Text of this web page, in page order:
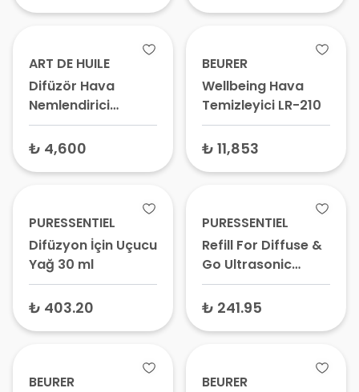
ART DE HUILE
Difüzör Hava
Nemlendirici
Mürdüm
₺ 4,600
BEURER
Wellbeing Hava
Temizleyici LR-210
₺ 11,853
PURESSENTIEL
Difüzyon İçin Uçucu
Yağ 30 ml
₺ 403.20
PURESSENTIEL
Refill For Diffuse &
Go Ultrasonic
Wireless Diffuser
Kablosuz
Şişesi)
₺ 241.95
BEURER
BEURER